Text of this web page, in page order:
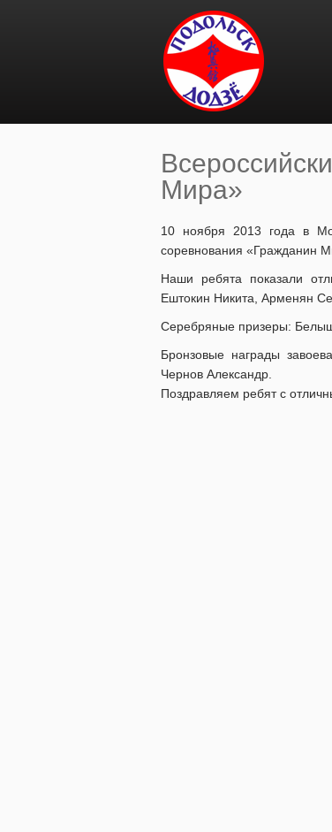
Перейти к основному содержанию
Мира»
Вы здесь
10 ноября 2013 года в
соревнования «Гражданин
Наши ребята показали
Ештокин Никита, Арменян
Серебряные призеры:
Бронзовые награды
Чернов Александр.
Поздравляем ребят с